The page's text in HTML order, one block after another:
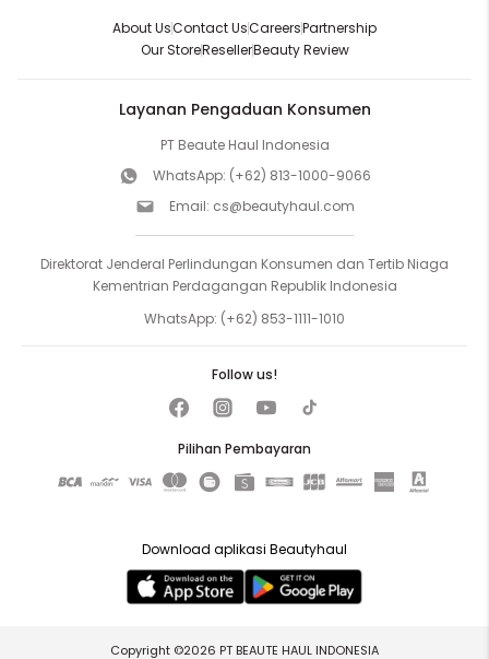
About UsContact UsCareersPartnership
Our StoreResellerBeauty Review
Layanan Pengaduan Konsumen
PT Beaute Haul Indonesia
WhatsApp: (+62) 813-1000-9066
Email: cs@beautyhaul.com
Direktorat Jenderal Perlindungan Konsumen dan Tertib Niaga
Kementrian Perdagangan Republik Indonesia
WhatsApp: (+62) 853-1111-1010
Pilihan Pembayaran
Follow us!
Download aplikasi Beautyhaul
Copyright ©2026 PT BEAUTE HAUL INDONESIA